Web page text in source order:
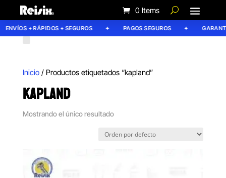
0 Items
ENVÍOS + RÁPIDOS + SEGUROS PAGOS SEGUROS
Inicio/ Productos etiquetados “kapland”
KAPLAND
Mostrando el único resultado